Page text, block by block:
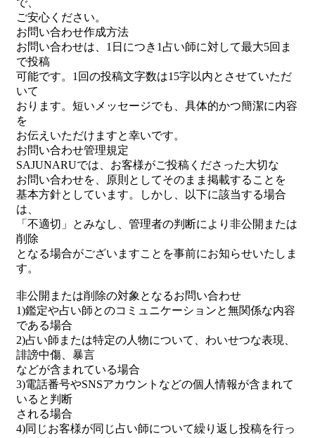
で、
ご安心ください。
お問い合わせ作成方法
お問い合わせは、1日につき1占い師に対して最大5回ま
で投稿
可能です。1回の投稿文字数は15字以内とさせていただ
いて
おります。短いメッセージでも、具体的かつ簡潔に内容
を
お伝えいただけますと幸いです。
お問い合わせ管理規定
SAJUNARUでは、お客様がご投稿くださった大切な
お問い合わせを、原則としてそのまま掲載することを
基本方針としています。しかし、以下に該当する場合
は、
「不適切」とみなし、管理者の判断により非公開または
削除
となる場合がございますことを事前にお知らせいたしま
す。
非公開または削除の対象となるお問い合わせ
1)鑑定や占い師とのコミュニケーションと無関係な内容
である場合
2)占い師または特定の人物について、わいせつな表現、
誹謗中傷、暴言
などが含まれている場合
3)電話番号やSNSアカウントなどの個人情報が含まれて
いると判断
される場合
4)同じお客様が同じ占い師について繰り返し投稿を行っ